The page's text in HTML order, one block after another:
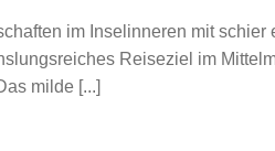
im Inselinneren mit schier
Reiseziel im
milde [...]